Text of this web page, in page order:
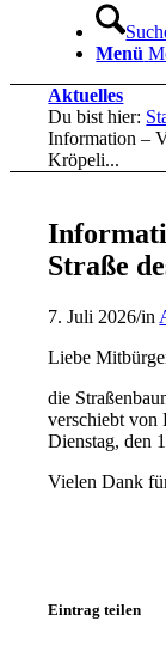
Menü
Aktuelles
Du bist hier:
Information –
Kröpeli...
Straße
7. Juli 2026/in
Liebe
die
verschiebt von
Dienstag, den
Vielen Dank
Eintrag teilen